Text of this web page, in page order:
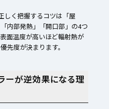
しく把握するコツは「屋
内部発熱」「開口部」の4つ
面温度が高いほど輻射熱が
先度が決まります。
ーが逆効果になる理